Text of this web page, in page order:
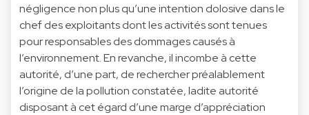
négligence non plus qu’une intention dolosive dans le
chef des exploitants dont les activités sont tenues
pour responsables des dommages causés à
l’environnement. En revanche, il incombe à cette
autorité, d’une part, de rechercher préalablement
l’origine de la pollution constatée, ladite autorité
disposant à cet égard d’une marge d’appréciation